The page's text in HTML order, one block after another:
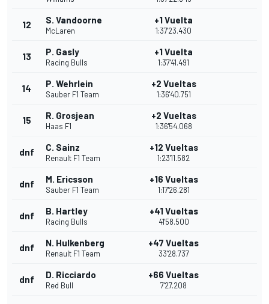
12 S. Vandoorne
McLaren
+1 Vuelta
1:37'23.430
13 P. Gasly
Racing Bulls
+1 Vuelta
1:37'41.491
14 P. Wehrlein
Sauber F1 Team
+2 Vueltas
1:36'40.751
15 R. Grosjean
Haas F1
+2 Vueltas
1:36'54.068
dnf C. Sainz
Renault F1 Team
+12 Vueltas
1:23'11.582
dnf M. Ericsson
Sauber F1 Team
+16 Vueltas
1:17'26.281
dnf B. Hartley
Racing Bulls
+41 Vueltas
41'58.500
dnf N. Hulkenberg
Renault F1 Team
+47 Vueltas
33'28.737
dnf D. Ricciardo
Red Bull
+66 Vueltas
7'27.208